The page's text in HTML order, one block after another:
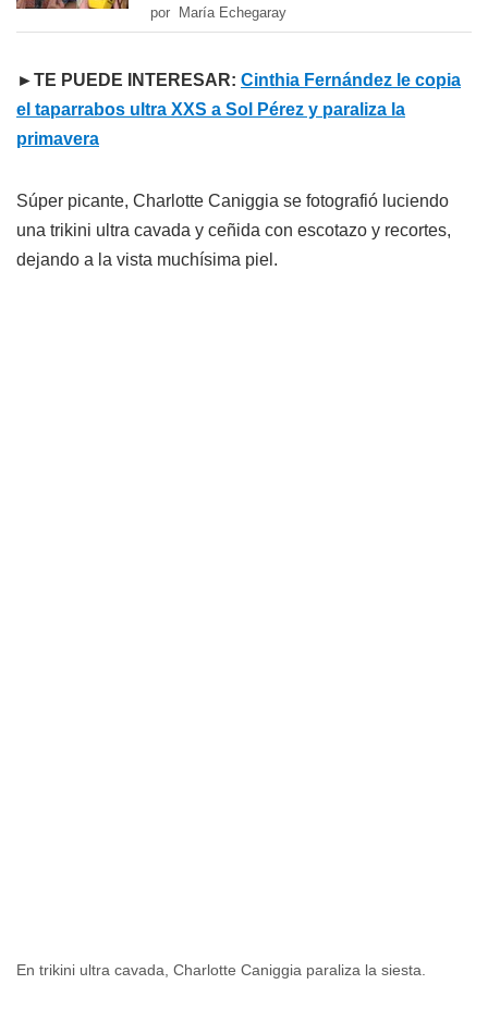
por María Echegaray
►TE PUEDE INTERESAR: Cinthia Fernández le copia
el taparrabos ultra XXS a Sol Pérez y paraliza la
primavera
Súper picante, Charlotte Caniggia se fotografió luciendo
una trikini ultra cavada y ceñida con escotazo y recortes,
dejando a la vista muchísima piel.
En trikini ultra cavada, Charlotte Caniggia paraliza la siesta.